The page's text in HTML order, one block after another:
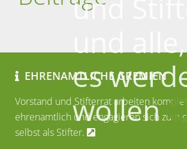
und
und
es
wollen
EHRENAMTLICHE GREMIEN
Vorstand und Stifterrat arbeiten
ehrenamtlich und engagieren sich zum
selbst als Stifter.